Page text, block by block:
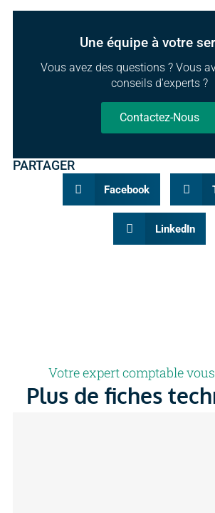
Une équipe à votre
Vous avez des questions ? Vous
conseils d'experts ?
Contactez-Nous
PARTAGER
Facebook
LinkedIn
Votre expert comptable
Plus de fiches